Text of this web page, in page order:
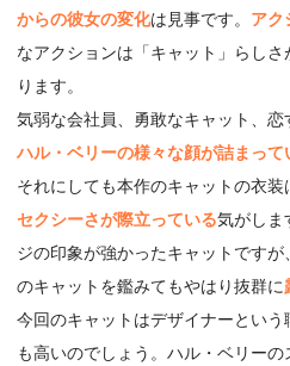
からの彼女の変化は見事です。 アク
なアクションは「キャット」らし
ります。
気弱な会社員、勇敢なキャット、恋
ハル・ベリーの様々な顔が詰まって
それにしても本作のキャットの衣装
セクシーさが際立っている気がしま
ジの印象が強かったキャットです
のキャットを鑑みてもやはり抜群に
今回のキャットはデザイナーとい
も高いのでしょう。ハル・ベリー